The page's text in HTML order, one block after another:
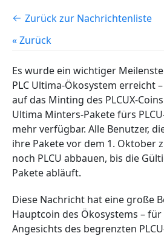
Zurück zur Nachrichtenliste
« Zurück
Es wurde ein wichtiger
PLC Ultima-Ökosystem erreicht
auf das Minting des PLCUX-
Ultima Minters-Pakete fürs
mehr verfügbar. Alle Benutzer,
ihre Pakete vor dem 1. Oktober
noch PLCU abbauen, bis die
Pakete abläuft.
Diese Nachricht hat eine große
Hauptcoin des Ökosystems – für
Angesichts des begrenzten